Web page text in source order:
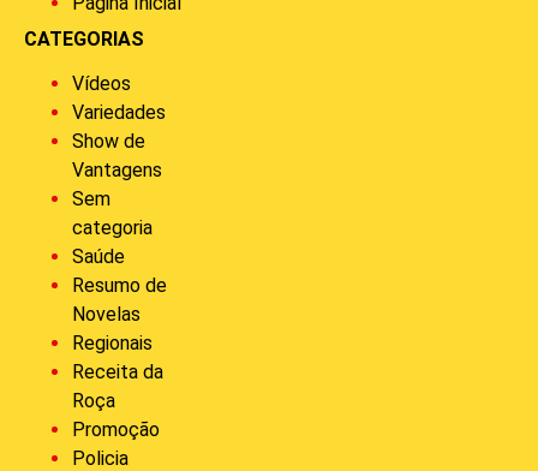
CATEGORIAS
Vídeos
Variedades
Show de
Vantagens
Sem
categoria
Saúde
Resumo de
Novelas
Regionais
Receita da
Roça
Promoção
Policia